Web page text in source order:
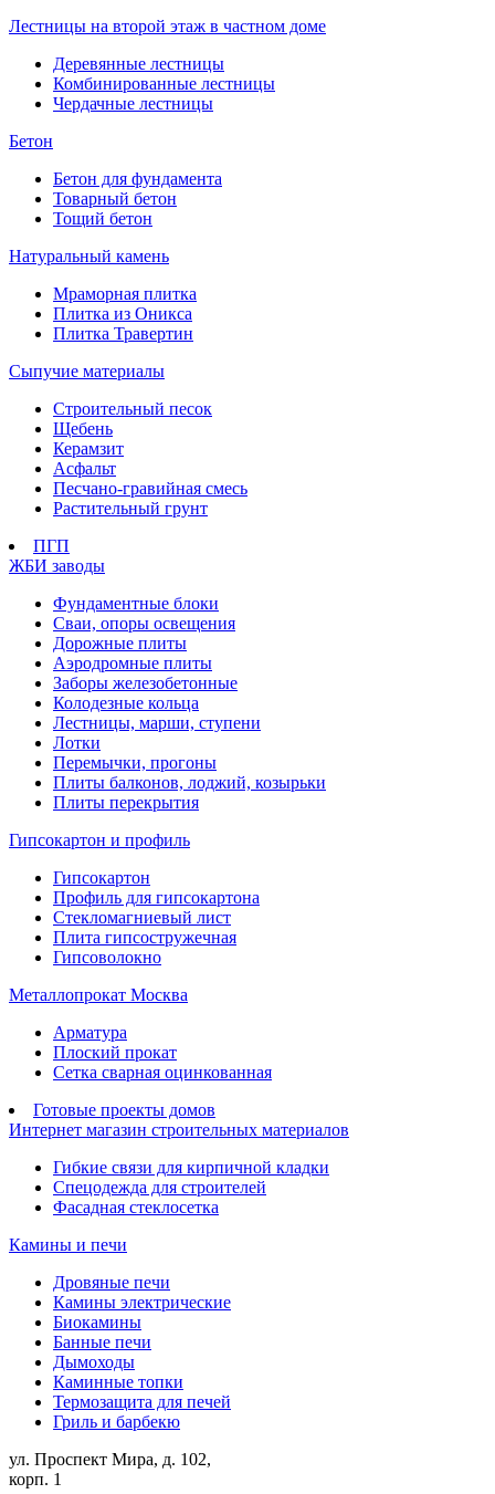
Лестницы на второй этаж в частном доме
Деревянные лестницы
Комбинированные лестницы
Чердачные лестницы
Бетон
Бетон для фундамента
Товарный бетон
Тощий бетон
Натуральный камень
Мраморная плитка
Плитка из Оникса
Плитка Травертин
Сыпучие материалы
Строительный песок
Щебень
Керамзит
Асфальт
Песчано-гравийная смесь
Растительный грунт
ПГП
ЖБИ заводы
Фундаментные блоки
Сваи, опоры освещения
Дорожные плиты
Аэродромные плиты
Заборы железобетонные
Колодезные кольца
Лестницы, марши, ступени
Лотки
Перемычки, прогоны
Плиты балконов, лоджий, козырьки
Плиты перекрытия
Гипсокартон и профиль
Гипсокартон
Профиль для гипсокартона
Стекломагниевый лист
Плита гипсостружечная
Гипсоволокно
Металлопрокат Москва
Арматура
Плоский прокат
Сетка сварная оцинкованная
Готовые проекты домов
Интернет магазин строительных материалов
Гибкие связи для кирпичной кладки
Спецодежда для строителей
Фасадная стеклосетка
Камины и печи
Дровяные печи
Камины электрические
Биокамины
Банные печи
Дымоходы
Каминные топки
Термозащита для печей
Гриль и барбекю
ул. Проспект Мира, д. 102,
корп. 1